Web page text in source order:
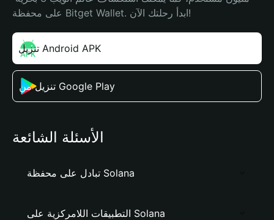
على محفظة Bitget Wallet. ابدأ رحلتك الآن!
تنزيل Android APK
تنزيل من Google Play
الأسئلة الشائعة
تبادل على محفظة Solana
التطبيقات اللامركزية على Solana